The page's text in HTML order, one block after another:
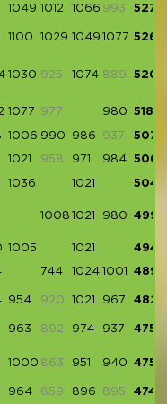
1049 1012 1066 993 5279
1100 1029 1049 1077 5267
1030 925 1074 889 5201
1077 977 980 5189
1006 990 986 937 5074
1021 958 971 984 5066
1036 1021 5045
1008 1021 980 4998
1005 1021 4948
744 1024 1001 4899
954 920 1021 967 4829
963 892 974 937 4756
1000 863 951 940 4755
964 859 896 895 4741